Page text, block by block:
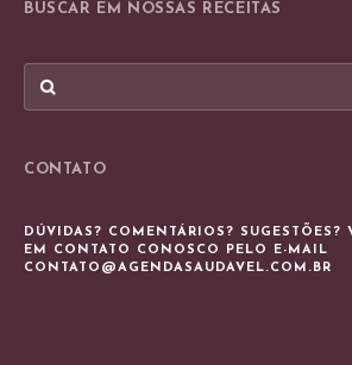
BUSCAR EM NOSSAS RECEITAS
CONTATO
DÚVIDAS? COMENTÁRIOS? SUGESTÕES?
EM CONTATO CONOSCO PELO E-MAIL
CONTATO@AGENDASAUDAVEL.COM.BR